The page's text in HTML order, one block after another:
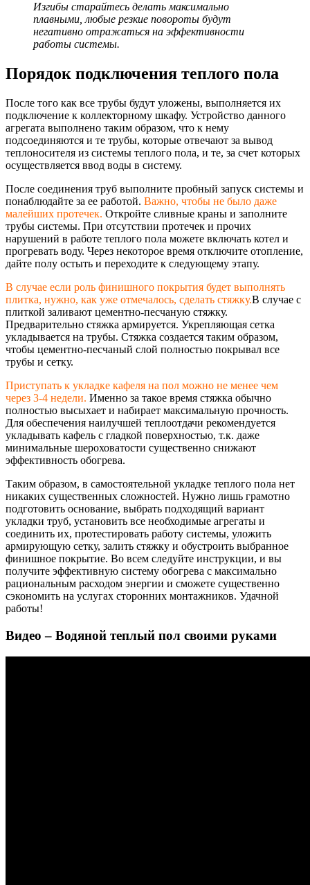
Изгибы старайтесь делать максимально
плавными, любые резкие повороты будут
негативно отражаться на эффективности
работы системы.
Порядок подключения теплого пола
После того как все трубы будут уложены, выполняется их
подключение к коллекторному шкафу. Устройство данного
агрегата выполнено таким образом, что к нему
подсоединяются и те трубы, которые отвечают за вывод
теплоносителя из системы теплого пола, и те, за счет которых
осуществляется ввод воды в систему.
После соединения труб выполните пробный запуск системы и
понаблюдайте за ее работой. Важно, чтобы не было даже
малейших протечек. Откройте сливные краны и заполните
трубы системы. При отсутствии протечек и прочих
нарушений в работе теплого пола можете включать котел и
прогревать воду. Через некоторое время отключите отопление,
дайте полу остыть и переходите к следующему этапу.
В случае если роль финишного покрытия будет выполнять
плитка, нужно, как уже отмечалось, сделать стяжку.В случае с
плиткой заливают цементно-песчаную стяжку.
Предварительно стяжка армируется. Укрепляющая сетка
укладывается на трубы. Стяжка создается таким образом,
чтобы цементно-песчаный слой полностью покрывал все
трубы и сетку.
Приступать к укладке кафеля на пол можно не менее чем
через 3-4 недели. Именно за такое время стяжка обычно
полностью высыхает и набирает максимальную прочность.
Для обеспечения наилучшей теплоотдачи рекомендуется
укладывать кафель с гладкой поверхностью, т.к. даже
минимальные шероховатости существенно снижают
эффективность обогрева.
Таким образом, в самостоятельной укладке теплого пола нет
никаких существенных сложностей. Нужно лишь грамотно
подготовить основание, выбрать подходящий вариант
укладки труб, установить все необходимые агрегаты и
соединить их, протестировать работу системы, уложить
армирующую сетку, залить стяжку и обустроить выбранное
финишное покрытие. Во всем следуйте инструкции, и вы
получите эффективную систему обогрева с максимально
рациональным расходом энергии и сможете существенно
сэкономить на услугах сторонних монтажников. Удачной
работы!
Видео – Водяной теплый пол своими руками